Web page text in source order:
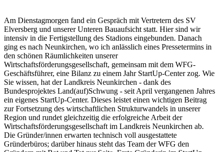
Am Dienstagmorgen fand ein Gespräch mit Vertretern des SV
Elversberg und unserer Unteren Bauaufsicht statt. Hier sind wir
intensiv in die Fertigstellung des Stadions eingebunden. Danach
ging es nach Neunkirchen, wo ich anlässlich eines Pressetermins in
den schönen Räumlichkeiten unserer
Wirtschaftsförderungsgesellschaft, gemeinsam mit dem WFG-
Geschäftsführer, eine Bilanz zu einem Jahr StartUp-Center zog. Wie
Sie wissen, hat der Landkreis Neunkirchen - dank des
Bundesprojektes Land(auf)Schwung - seit April vergangenen Jahres
ein eigenes StartUp-Center. Dieses leistet einen wichtigen Beitrag
zur Fortsetzung des wirtschaftlichen Strukturwandels in unserer
Region und rundet gleichzeitig die erfolgreiche Arbeit der
Wirtschaftsförderungsgesellschaft im Landkreis Neunkirchen ab.
Die Gründer/innen erwarten technisch voll ausgestattete
Gründerbüros; darüber hinaus steht das Team der WFG den